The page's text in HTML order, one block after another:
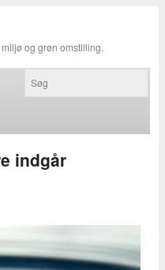
og grøn omstilling.
indgår